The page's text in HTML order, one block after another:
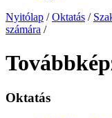
Nyitólap / Oktatás /
számára /
Oktatás